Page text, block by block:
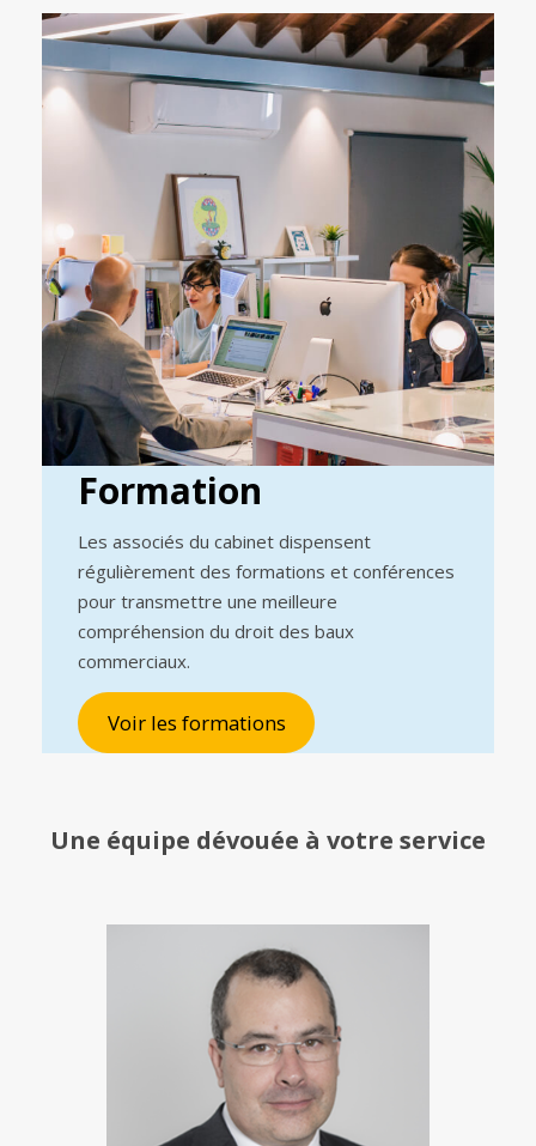
Formation
Les associés du cabinet dispensent
régulièrement des formations et conférences
pour transmettre une meilleure
compréhension du droit des baux
commerciaux.
Voir les formations
Une équipe dévouée à votre service